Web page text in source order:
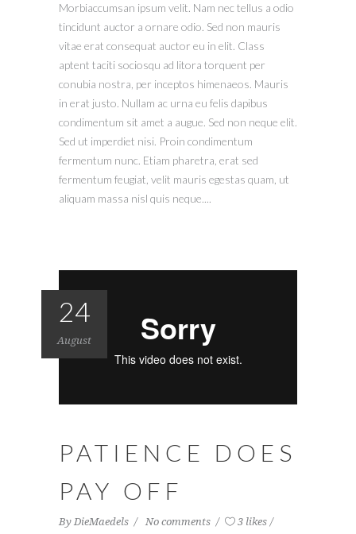
Morbiaccumsan ipsum velit. Nam nec tellus a odio
tincidunt auctor a ornare odio. Sed non mauris
vitae erat consequat auctor eu in elit. Class
aptent taciti sociosqu ad litora torquent per
conubia nostra, per inceptos himenaeos. Mauris
in erat justo. Nullam ac urna eu felis dapibus
condimentum sit amet a augue. Sed non neque elit.
Sed ut imperdiet nisi. Proin condimentum
fermentum nunc. Etiam pharetra, erat sed
fermentum feugiat, velit mauris egestas quam, ut
aliquam massa nisl quis neque....
24
August
PATIENCE DOES
PAY OFF
By DieMaedels No comments
3 likes